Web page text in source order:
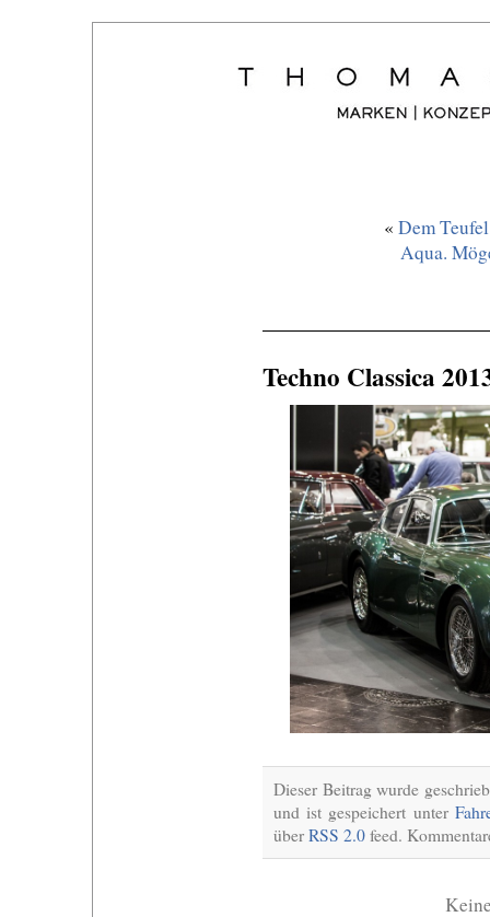
« Dem
Aqua.
Techno Classica
Dieser Beitrag wurde
und ist gespeichert unter
über RSS 2.0 feed.